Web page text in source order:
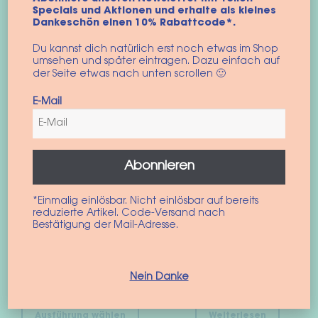
Das könnte dir auch gefallen …
Hundegeschirr “Dolce
Ausführung wählen
Hundetasche “Vacay
Weiterlesen
Specials und Aktionen und erhalte als kleines
Dankeschön einen 10% Rabattcode*.
Du kannst dich natürlich erst noch etwas im Shop
umsehen und später eintragen. Dazu einfach auf
der Seite etwas nach unten scrollen 🙂
E-Mail
Abonnieren
*Einmalig einlösbar. Nicht einlösbar auf bereits
reduzierte Artikel. Code-Versand nach
Bestätigung der Mail-Adresse.
Nein Danke